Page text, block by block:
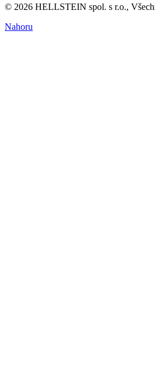
© 2026 HELLSTEIN spol. s r.o.,
Nahoru